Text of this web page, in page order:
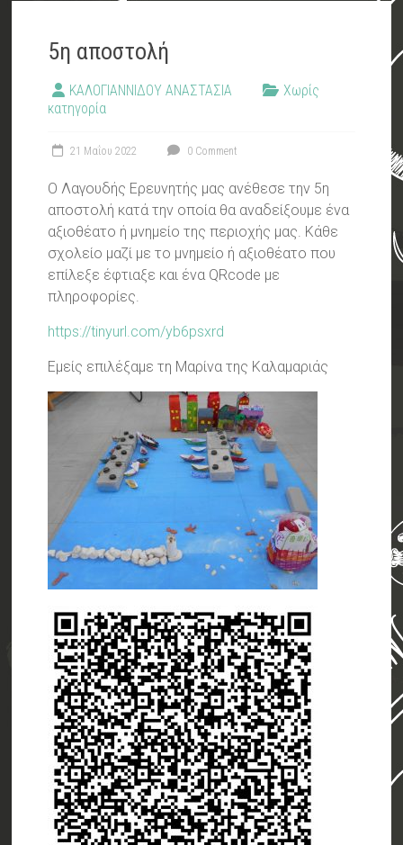
5η αποστολή
ΚΑΛΟΓΙΑΝΝΙΔΟΥ ΑΝΑΣΤΑΣΙΑ
Χωρίς
κατηγορία
21 Μαΐου 2022 0 Comment
Ο Λαγουδής Ερευνητής μας ανέθεσε την 5η
αποστολή κατά την οποία θα αναδείξουμε ένα
αξιοθέατο ή μνημείο της περιοχής μας. Κάθε
σχολείο μαζί με το μνημείο ή αξιοθέατο που
επίλεξε έφτιαξε και ένα QRcode με
πληροφορίες.
https://tinyurl.com/yb6psxrd
Εμείς επιλέξαμε τη Μαρίνα της Καλαμαριάς